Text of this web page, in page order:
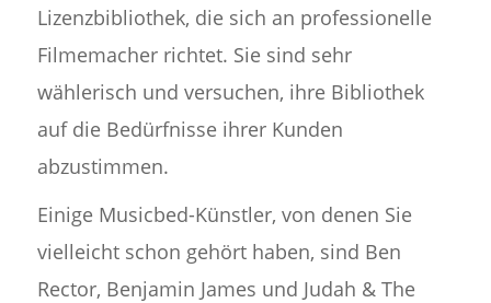
Lizenzbibliothek, die sich an professionelle
Filmemacher richtet. Sie sind sehr
wählerisch und versuchen, ihre Bibliothek
auf die Bedürfnisse ihrer Kunden
abzustimmen.
Einige Musicbed-Künstler, von denen Sie
vielleicht schon gehört haben, sind Ben
Rector, Benjamin James und Judah & The